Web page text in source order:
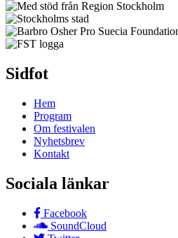
Sidfot
Hem
Program
Om festivalen
Nyhetsbrev
Kontakt
Sociala länkar
Facebook
SoundCloud